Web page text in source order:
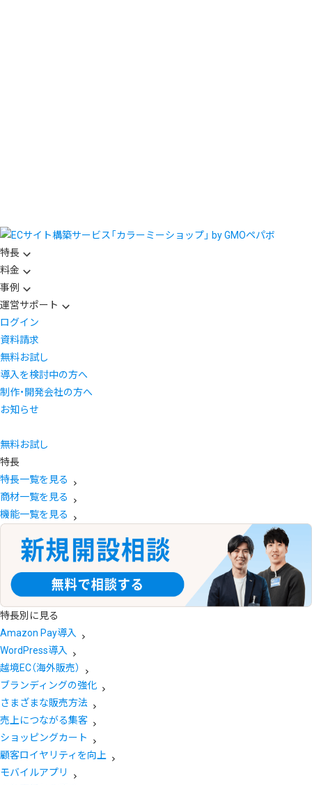
特長
料金
事例
運営サポート
ログイン
資料請求
無料お試し
導入を検討中の方へ
制作・開発会社の方へ
お知らせ
無料お試し
特長
特長一覧を見る
商材一覧を見る
機能一覧を見る
特長別に見る
Amazon Pay導入
WordPress導入
越境EC（海外販売）
ブランディングの強化
さまざまな販売方法
売上につながる集客
ショッピングカート
顧客ロイヤリティを向上
モバイルアプリ